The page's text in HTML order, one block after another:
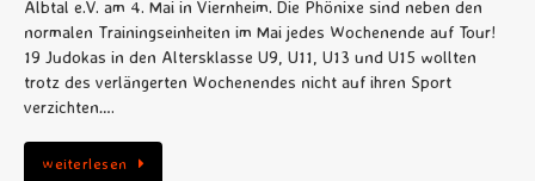
Albtal e.V. am 4. Mai in Viernheim. Die Phönixe sind neben den
normalen Trainingseinheiten im Mai jedes Wochenende auf Tour!
19 Judokas in den Altersklasse U9, U11, U13 und U15 wollten
trotz des verlängerten Wochenendes nicht auf ihren Sport
verzichten….
weiterlesen